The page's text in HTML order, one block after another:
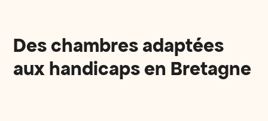
Des chambres adaptées
aux handicaps en Bretagne